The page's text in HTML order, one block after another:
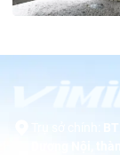
Dương Nội,